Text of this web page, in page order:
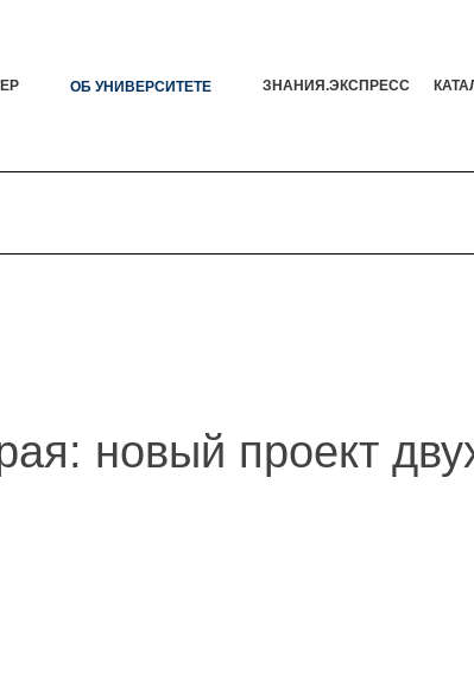
ОБ УНИВЕРСИТЕТЕ ЗНАНИЯ.ЭКСПРЕСС
новый проект